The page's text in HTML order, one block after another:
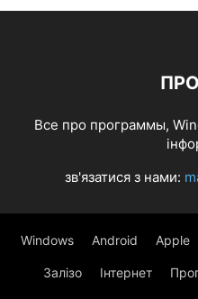
Все про программы,
зв'язатися з нами:
Windows Android Apple
Залізо Інтернет